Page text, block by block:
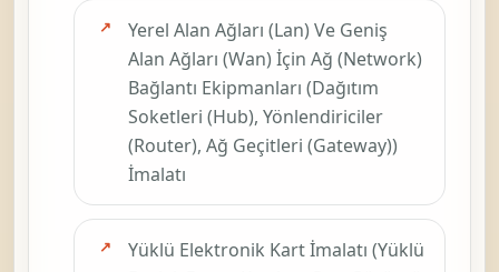
Yerel Alan Ağları (Lan) Ve Geniş
Alan Ağları (Wan) İçin Ağ (Network)
Bağlantı Ekipmanları (Dağıtım
Soketleri (Hub), Yönlendiriciler
(Router), Ağ Geçitleri (Gateway))
İmalatı
Yüklü Elektronik Kart İmalatı (Yüklü